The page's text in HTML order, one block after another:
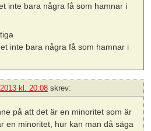
inte bara några få som hamnar i
inte bara några få som hamnar i
kl. 20:08 skrev:
på att det är en minoritet som är
en minoritet, hur kan man då säga